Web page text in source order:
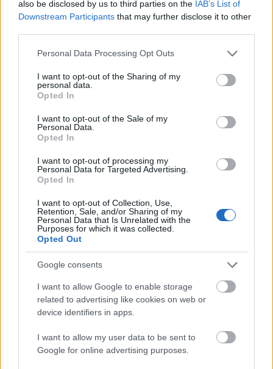
also be disclosed by us to third parties on the IAB’s List of
Downstream Participants that may further disclose it to other
Please note that this website/app uses one or more Google
not limited to your visit or usage behaviour. You may click to
grant or deny consent to Google and its third-party tags to
use your data for below specified purposes in below Google
consent section.
Personal Data Processing Opt Outs
I want to opt-out of the Sharing of my
personal data.
Opted In
I want to opt-out of the Sale of my
Personal Data.
Opted In
I want to opt-out of processing my
Personal Data for Targeted Advertising.
Opted In
I want to opt-out of Collection, Use,
Retention, Sale, and/or Sharing of my
Personal Data that Is Unrelated with the
Purposes for which it was collected.
Opted Out
Google consents
I want to allow Google to enable storage
related to advertising like cookies on web or
device identifiers in apps.
I want to allow my user data to be sent to
Google for online advertising purposes.
St. Austell, turnényitó: 40 éve
kezdődött a Some Great Reward
Tour!
2024. szeptember 27.
Ma 40 éve kezdődött egy dél-angliai kisvárosban, St.
Austell-ben a Depeche Mode első igazán grandiózus
turnéja, a Some Great Reward Tour! A zenekar első
ízben komoly színpadképpel, impozáns setlisttel és
a korábbiaknál jóval karcosabb hangzással vágott
neki a hosszú, 81 koncertes menetelésnek, amely…